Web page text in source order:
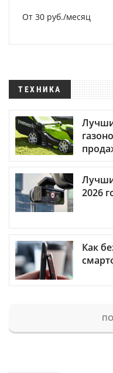
От 30 руб./месяц
ТЕХНИКА
2026
Как